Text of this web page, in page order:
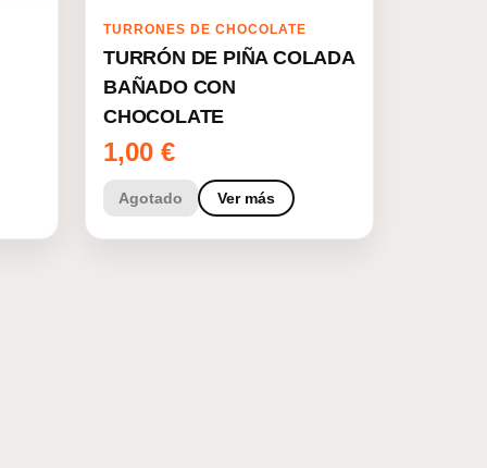
TURRONES DE CHOCOLATE
TURRÓN DE PIÑA COLADA
BAÑADO CON
CHOCOLATE
1,00 €
Agotado Ver más